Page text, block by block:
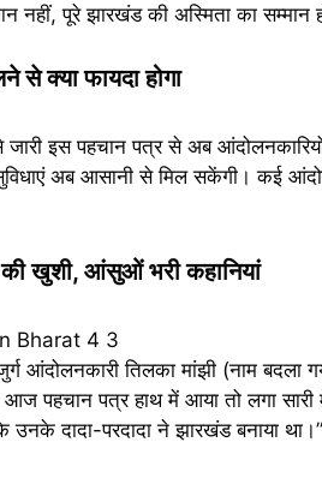
नहीं, पूरे झारखंड की अस्मिता का सम्मान
से क्या फायदा होगा
इस पहचान पत्र से अब
अब आसानी से मिल सकेंगी। कई
की खुशी, आंसुओं भरी कहानियां
आंदोलनकारी तिलका मांझी (नाम
आज पहचान पत्र हाथ में आया तो लगा
दादा-परदादा ने झारखंड बनाया था।”